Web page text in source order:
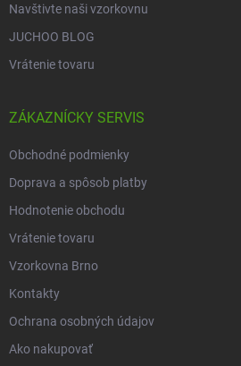
Navštivte naši vzorkovnu
JUCHOO BLOG
Vrátenie tovaru
ZÁKAZNÍCKY SERVIS
Obchodné podmienky
Doprava a spôsob platby
Hodnotenie obchodu
Vrátenie tovaru
Vzorkovna Brno
Kontakty
Ochrana osobných údajov
Ako nakupovať